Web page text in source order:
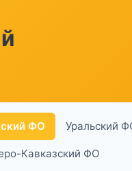
ФО Уральский
Кавказский ФО